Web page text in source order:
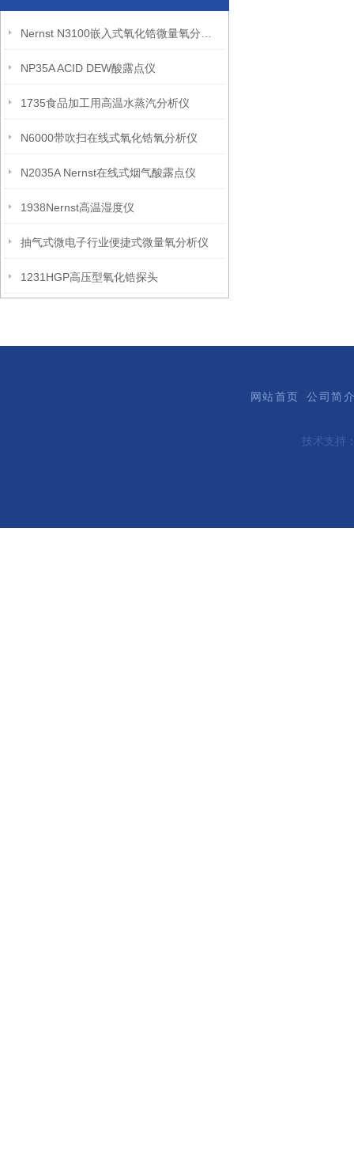
NP35A ACID DEW酸露点仪
1735食品加工用高温水蒸汽分析仪
N6000带吹扫在线式氧化锆氧分析仪
N2035A Nernst在线式烟气酸露点仪
1938Nernst高温湿度仪
抽气式微电子行业便捷式微量氧分析仪
1231HGP高压型氧化锆探头
网站首页 公司简
技术支持